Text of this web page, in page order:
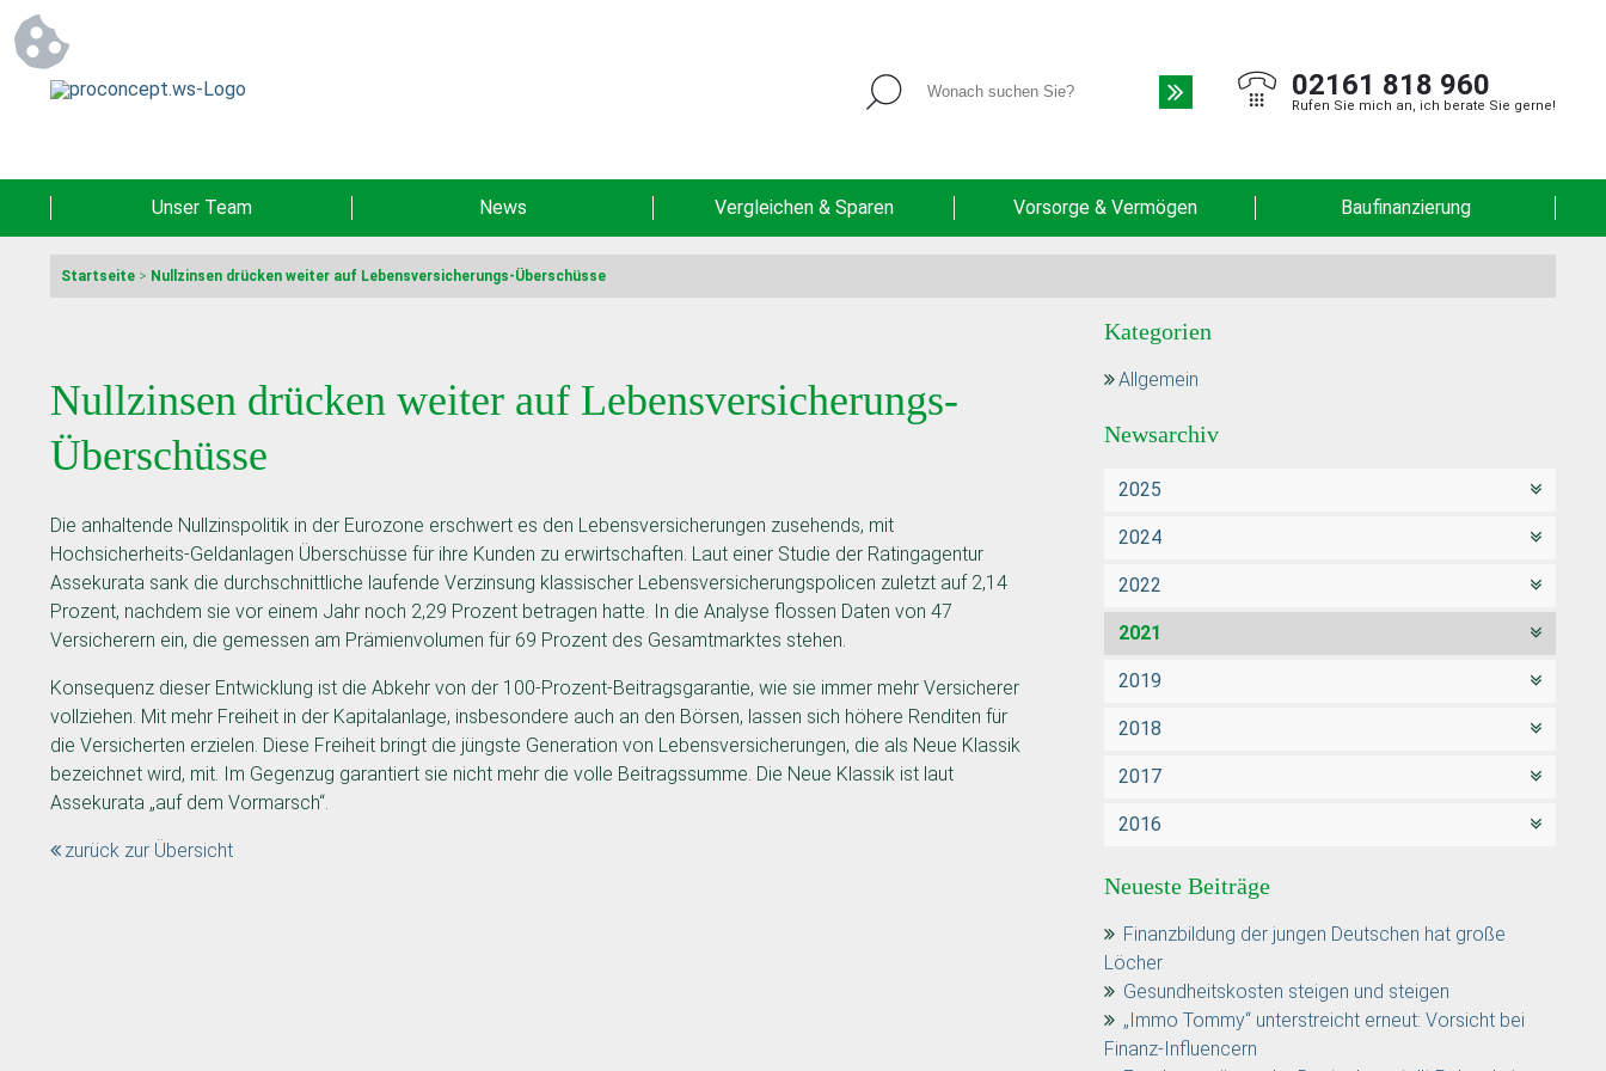
02161 818 960
Rufen Sie mich an, ich berate Sie gerne!
Unser Team News Vergleichen & Sparen Vorsorge & Vermögen Baufinanzierung
Startseite > Nullzinsen drücken weiter auf Lebensversicherungs-Überschüsse
Nullzinsen drücken weiter auf Lebensversicherungs-
Überschüsse
Die anhaltende Nullzinspolitik in der Eurozone erschwert es den Lebensversicherungen zusehends, mit
Hochsicherheits-Geldanlagen Überschüsse für ihre Kunden zu erwirtschaften. Laut einer Studie der Ratingagentur
Assekurata sank die durchschnittliche laufende Verzinsung klassischer Lebensversicherungspolicen zuletzt auf 2,14
Prozent, nachdem sie vor einem Jahr noch 2,29 Prozent betragen hatte. In die Analyse flossen Daten von 47
Versicherern ein, die gemessen am Prämienvolumen für 69 Prozent des Gesamtmarktes stehen.
Konsequenz dieser Entwicklung ist die Abkehr von der 100-Prozent-Beitragsgarantie, wie sie immer mehr Versicherer
vollziehen. Mit mehr Freiheit in der Kapitalanlage, insbesondere auch an den Börsen, lassen sich höhere Renditen für
die Versicherten erzielen. Diese Freiheit bringt die jüngste Generation von Lebensversicherungen, die als Neue Klassik
bezeichnet wird, mit. Im Gegenzug garantiert sie nicht mehr die volle Beitragssumme. Die Neue Klassik ist laut
Assekurata „auf dem Vormarsch“.
zurück zur Übersicht
Kategorien
Allgemein
Newsarchiv
2025
2024
2022
2021
2019
2018
2017
2016
Neueste Beiträge
Finanzbildung der jungen Deutschen hat große
Löcher
Gesundheitskosten steigen und steigen
„Immo Tommy“ unterstreicht erneut: Vorsicht bei
Finanz-Influencern